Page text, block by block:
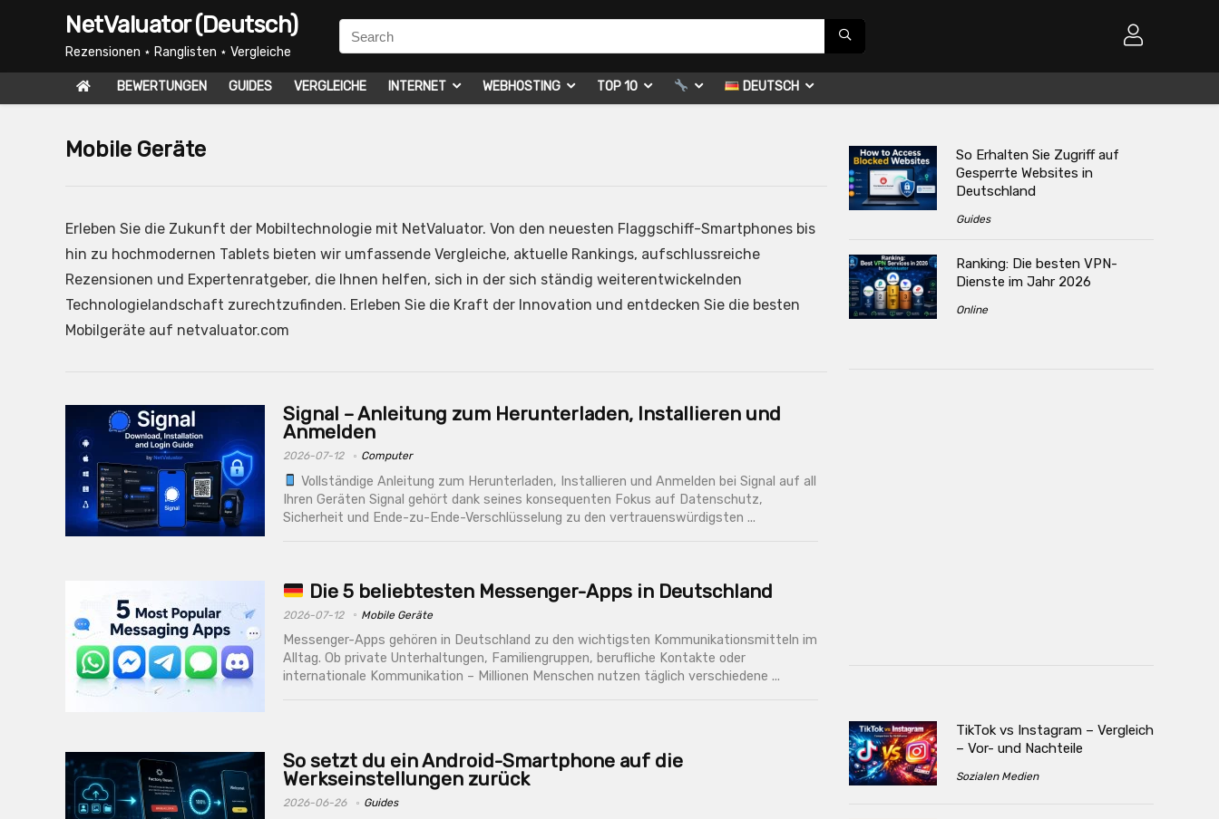
NetValuator (Deutsch)
Rezensionen ⋆ Ranglisten ⋆ Vergleiche
BEWERTUNGEN GUIDES VERGLEICHE INTERNET WEBHOSTING TOP 10 DEUTSCH
Mobile Geräte
Erleben Sie die Zukunft der Mobiltechnologie mit NetValuator. Von den neuesten Flaggschiff-Smartphones bis
hin zu hochmodernen Tablets bieten wir umfassende Vergleiche, aktuelle Rankings, aufschlussreiche
Rezensionen und Expertenratgeber, die Ihnen helfen, sich in der sich ständig weiterentwickelnden
Technologielandschaft zurechtzufinden. Erleben Sie die Kraft der Innovation und entdecken Sie die besten
Mobilgeräte auf netvaluator.com
Signal – Anleitung zum Herunterladen, Installieren und
Anmelden
2026-07-12 Computer
Vollständige Anleitung zum Herunterladen, Installieren und Anmelden bei Signal auf all
Ihren Geräten Signal gehört dank seines konsequenten Fokus auf Datenschutz,
Sicherheit und Ende-zu-Ende-Verschlüsselung zu den vertrauenswürdigsten ...
Die 5 beliebtesten Messenger-Apps in Deutschland
2026-07-12 Mobile Geräte
Messenger-Apps gehören in Deutschland zu den wichtigsten Kommunikationsmitteln im
Alltag. Ob private Unterhaltungen, Familiengruppen, berufliche Kontakte oder
internationale Kommunikation – Millionen Menschen nutzen täglich verschiedene ...
So setzt du ein Android-Smartphone auf die
Werkseinstellungen zurück
2026-06-26 Guides
So Erhalten Sie Zugriff auf
Gesperrte Websites in
Deutschland
Guides
Ranking: Die besten VPN-
Dienste im Jahr 2026
Online
TikTok vs Instagram – Vergleich
– Vor- und Nachteile
Sozialen Medien